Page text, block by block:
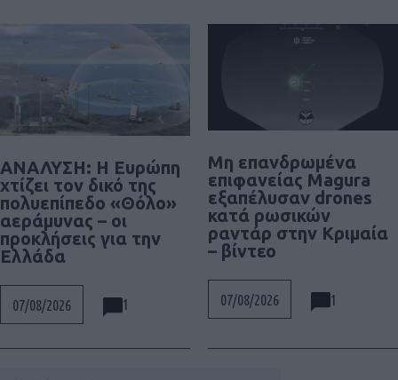
ΑΝΑΛΥΣΗ: Η Ευρώπη
χτίζει τον δικό της
πολυεπίπεδο «Θόλο»
αεράμυνας – οι
προκλήσεις για την
Ελλάδα
07/08/2026 1
Μη επανδρωμένα
επιφανείας Magura
εξαπέλυσαν drones
κατά ρωσικών
ραντάρ στην Κριμαία
– βίντεο
07/08/2026 1